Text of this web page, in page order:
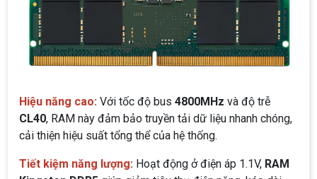
Hiệu năng cao: Với tốc độ bus 4800MHz và độ trễ
CL40, RAM này đảm bảo truyền tải dữ liệu nhanh chóng,
cải thiện hiệu suất tổng thể của hệ thống.
Tiết kiệm năng lượng: Hoạt động ở điện áp 1.1V, RAM